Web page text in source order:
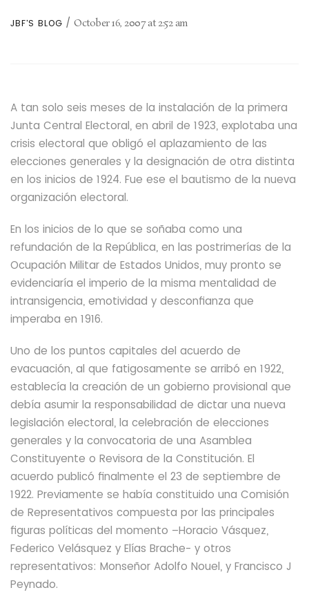
JBF'S BLOG October 16, 2007 at 2:52 am
A tan solo seis meses de la instalación de la primera
Junta Central Electoral, en abril de 1923, explotaba una
crisis electoral que obligó el aplazamiento de las
elecciones generales y la designación de otra distinta
en los inicios de 1924. Fue ese el bautismo de la nueva
organización electoral.
En los inicios de lo que se soñaba como una
refundación de la República, en las postrimerías de la
Ocupación Militar de Estados Unidos, muy pronto se
evidenciaría el imperio de la misma mentalidad de
intransigencia, emotividad y desconfianza que
imperaba en 1916.
Uno de los puntos capitales del acuerdo de
evacuación, al que fatigosamente se arribó en 1922,
establecía la creación de un gobierno provisional que
debía asumir la responsabilidad de dictar una nueva
legislación electoral, la celebración de elecciones
generales y la convocatoria de una Asamblea
Constituyente o Revisora de la Constitución. El
acuerdo publicó finalmente el 23 de septiembre de
1922. Previamente se había constituido una Comisión
de Representativos compuesta por las principales
figuras políticas del momento –Horacio Vásquez,
Federico Velásquez y Elías Brache- y otros
representativos: Monseñor Adolfo Nouel, y Francisco J
Peynado.